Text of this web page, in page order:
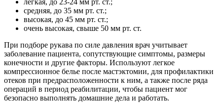
легкая, до 23-24 мм рт. ст.;
средняя, до 35 мм рт. ст.;
высокая, до 45 мм рт. ст.;
очень высокая, свыше 50 мм рт. ст.
При подборе рукава по силе давления врач учитывает
заболевание пациента, сопутствующие симптомы, размеры
конечности и другие факторы. Используют легкое
компрессионное белье после мастэктомии, для профилактики
отеков при предрасположенности к ним, а также после ряда
операций в период реабилитации, чтобы пациент мог
безопасно выполнять домашние дела и работать.